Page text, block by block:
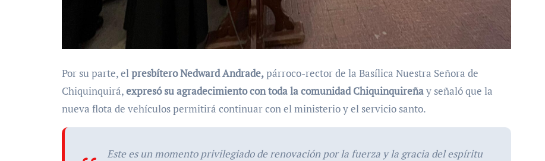
Por su parte, elpresbítero Nedward Andrade,párroco-rector de la Basílica Nuestra Señora de
Chiquinquirá,expresó su agradecimiento con toda la comunidad Chiquinquireñay señaló que la
nueva flota de vehículos permitirá continuar con el ministerio y el servicio santo.
Este es un momento privilegiado de renovación por la fuerza y la gracia del espíritu